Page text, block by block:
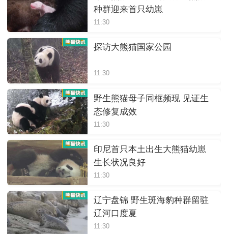
种群迎来首只幼崽
11:30
探访大熊猫国家公园
11:30
野生熊猫母子同框频现 见证生
态修复成效
11:30
印尼首只本土出生大熊猫幼崽
生长状况良好
11:30
辽宁盘锦 野生斑海豹种群留驻
辽河口度夏
11:30